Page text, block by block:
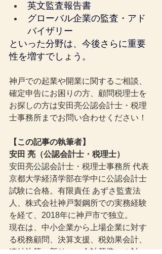
英文監査報告書
グローバル企業の監査・アド
バイザリー
といった分野は、今後さらに重要
性を増すでしょう。
神戸での起業や開業に関するご相談、
確定申告にお困りの方、顧問税理士を
お探しの方は安田亮公認会計士・税理
士事務所までお問い合わせください！
【この記事の執筆者】
安田 亮（公認会計士・税理士）
安田亮公認会計士・税理士事務所 代表
京都大学経済学部在学中に公認会計士
試験に合格。有限責任 あずさ監査法
人、株式会社神戸製鋼所での実務経験
を経て、2018年に神戸市で独立。
現在は、中小企業から上場企業に対す
る税務顧問、決算支援、税効果会計、
連結決算、新リース会計基準への対